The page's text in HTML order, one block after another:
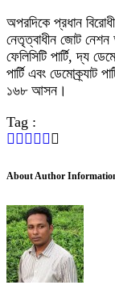
অপরদিকে প্রধান
নেতৃত্বাধীন জোট নেশন
ফেলিসিটি পার্টি, দ্য
পার্টি এবং ডেমোক্র্যাট
১৬৮ আসন।
Tag :
About Author